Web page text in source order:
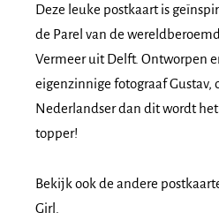
Deze leuke postkaart is
de Parel van de
Vermeer uit Delft. Ontworpen
eigenzinnige fotograaf Gustav,
Nederlandser dan dit wordt
topper!
Bekijk ook de andere
Girl.